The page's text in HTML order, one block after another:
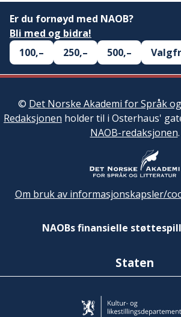
Er du fornøyd med NAOB?
Bli med og bidra!
100,–
250,– 500,–
© Det Norske Akademi for Språk
Redaksjonen holder til i Osterhaus'
NAOB-redaksjonen.
Om bruk av informasjonskapsler/
NAOBs finansielle
Staten